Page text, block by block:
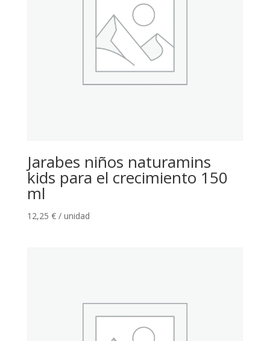
Jarabes niños naturamins
kids para el crecimiento 150
ml
12,25 € / unidad